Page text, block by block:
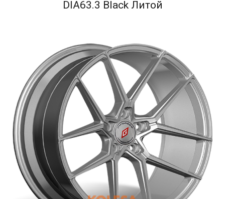
Войти на сайт
+7(812)317-
17-
52
Пн-
Пт:
9:00
DIA63.3 Black Литой